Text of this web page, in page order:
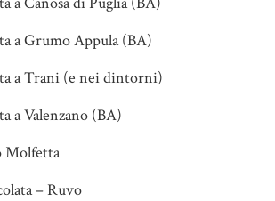
a Grumo Appula (BA)
a Trani (e nei dintorni)
a Valenzano (BA)
Molfetta
– Ruvo